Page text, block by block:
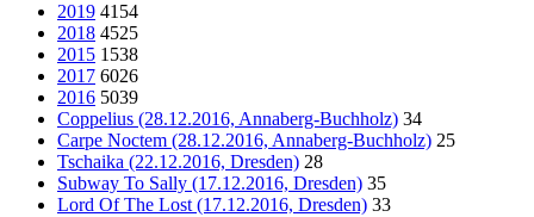
2019 4154
2018 4525
2015 1538
2017 6026
2016 5039
Coppelius (28.12.2016, Annaberg-Buchholz) 34
Carpe Noctem (28.12.2016, Annaberg-Buchholz) 25
Tschaika (22.12.2016, Dresden) 28
Subway To Sally (17.12.2016, Dresden) 35
Lord Of The Lost (17.12.2016, Dresden) 33